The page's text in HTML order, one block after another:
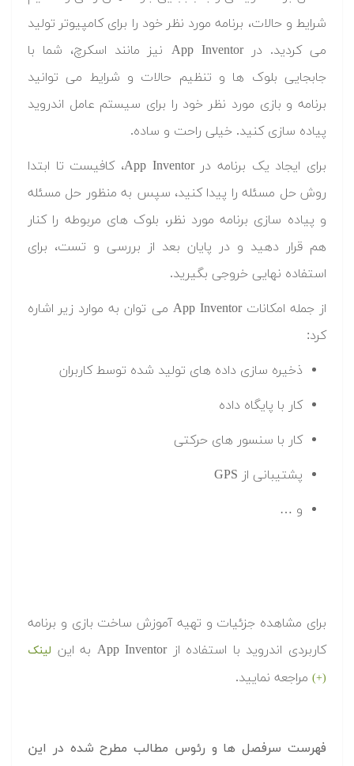
شرایط و حالات، برنامه مورد نظر خود را برای کامپیوتر تولید
می کردید. در App Inventor نیز مانند اسکرچ، شما با
جابجایی بلوک ها و تنظیم حالات و شرایط می توانید
برنامه و بازی مورد نظر خود را برای سیستم عامل اندروید
پیاده سازی کنید. خیلی راحت و ساده.
برای ایجاد یک برنامه در App Inventor، کافیست تا ابتدا
روش حل مسئله را پیدا کنید، سپس به منظور حل مسئله
و پیاده سازی برنامه مورد نظر، بلوک های مربوطه را کنار
هم قرار دهید و در پایان بعد از بررسی و تست، برای
استفاده نهایی خروجی بگیرید.
از جمله امکانات App Inventor می توان به موارد زیر اشاره
کرد:
ذخیره سازی داده های تولید شده توسط کاربران
کار با پایگاه داده
کار با سنسور های حرکتی
پشتیبانی از GPS
و …
برای مشاهده جزئیات و تهیه آموزش ساخت بازی و برنامه
کاربردی اندروید با استفاده از App Inventor به این
لینک
(+) مراجعه نمایید.
فهرست سرفصل ها و رئوس مطالب مطرح شده در این